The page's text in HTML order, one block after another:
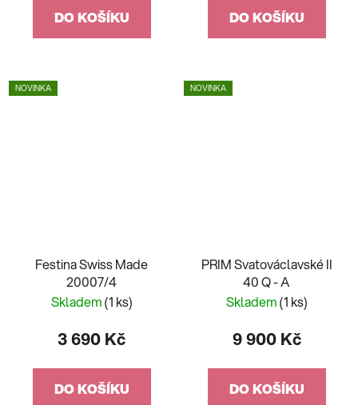
DO KOŠÍKU DO KOŠÍKU
NOVINKA
Festina Swiss Made
20007/4
Skladem(1 ks)
3 690 Kč
DO KOŠÍKU
NOVINKA
PRIM Svatováclavské II
40 Q - A
Skladem(1 ks)
9 900 Kč
DO KOŠÍKU